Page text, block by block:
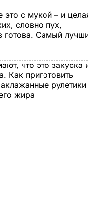
это с мукой – и
словно пух,
готова. Самый
что это закуска
Как приготовить
рулетики
жира